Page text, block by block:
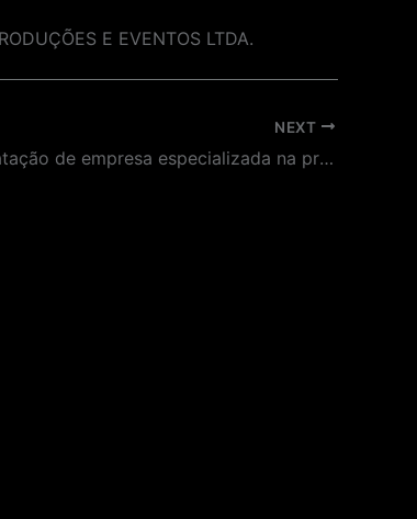
E EVENTOS LTDA.
NEXT
Prorrogação: Contratação de empresa especializada na prestação de serviços gráficos para impressão de catálogos sobre a exposição temporária “Fala Falar Falares”, para o Museu da Língua Portuguesa.